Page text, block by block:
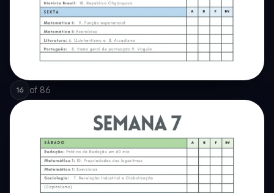
16 of 86